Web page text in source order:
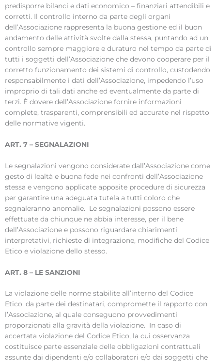
predisporre bilanci e dati economico – finanziari attendibili e
corretti. Il controllo interno da parte degli organi
dell’Associazione rappresenta la buona gestione ed il buon
andamento delle attività svolte dalla stessa, puntando ad un
controllo sempre maggiore e duraturo nel tempo da parte di
tutti i soggetti dell’Associazione che devono cooperare per il
corretto funzionamento dei sistemi di controllo, custodendo
responsabilmente i dati dell’Associazione, impedendo l’uso
improprio di tali dati anche ed eventualmente da parte di
terzi. È dovere dell’Associazione fornire informazioni
complete, trasparenti, comprensibili ed accurate nel rispetto
delle normative vigenti.
ART. 7 – SEGNALAZIONI
Le segnalazioni vengono considerate dall’Associazione come
gesto di lealtà e buona fede nei confronti dell’Associazione
stessa e vengono applicate apposite procedure di sicurezza
per garantire una adeguata tutela a tutti coloro che
segnaleranno anomalie. Le segnalazioni possono essere
effettuate da chiunque ne abbia interesse, per il bene
dell’Associazione e possono riguardare chiarimenti
interpretativi, richieste di integrazione, modifiche del Codice
Etico e violazione dello stesso.
ART. 8 – LE SANZIONI
La violazione delle norme stabilite all’interno del Codice
Etico, da parte dei destinatari, compromette il rapporto con
l’Associazione, al quale conseguono provvedimenti
proporzionati alla gravità della violazione. In caso di
accertata violazione del Codice Etico, la cui osservanza
costituisce parte essenziale delle obbligazioni contrattuali
assunte dai dipendenti e/o collaboratori e/o dai soggetti che